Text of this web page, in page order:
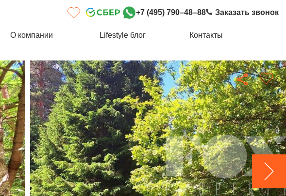
+7 (495) 790–48–88 Заказать звонок
О компании Lifestyle блог Контакты